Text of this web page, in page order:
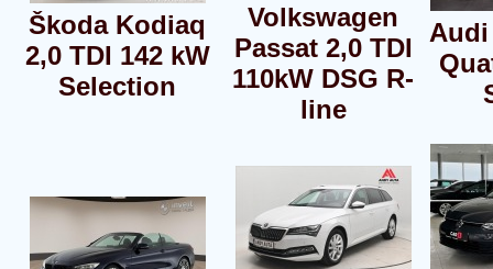
Škoda Kodiaq
2,0 TDI 142 kW
Selection
Volkswagen
Passat 2,0 TDI
110kW DSG R-
line
Audi